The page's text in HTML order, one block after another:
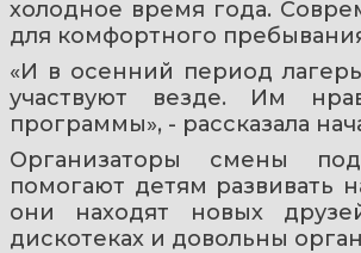
холодное время года.
для комфортного
«И в осенний период
участвуют везде. Им
программы», - рассказала
Организаторы смены
помогают детям развивать
они находят новых
дискотеках и довольны